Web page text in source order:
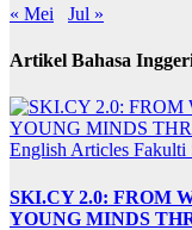
« Mei
Jul »
Artikel Bahasa
English Articles Fakulti
SKI.CY 2.0: FROM
YOUNG MINDS